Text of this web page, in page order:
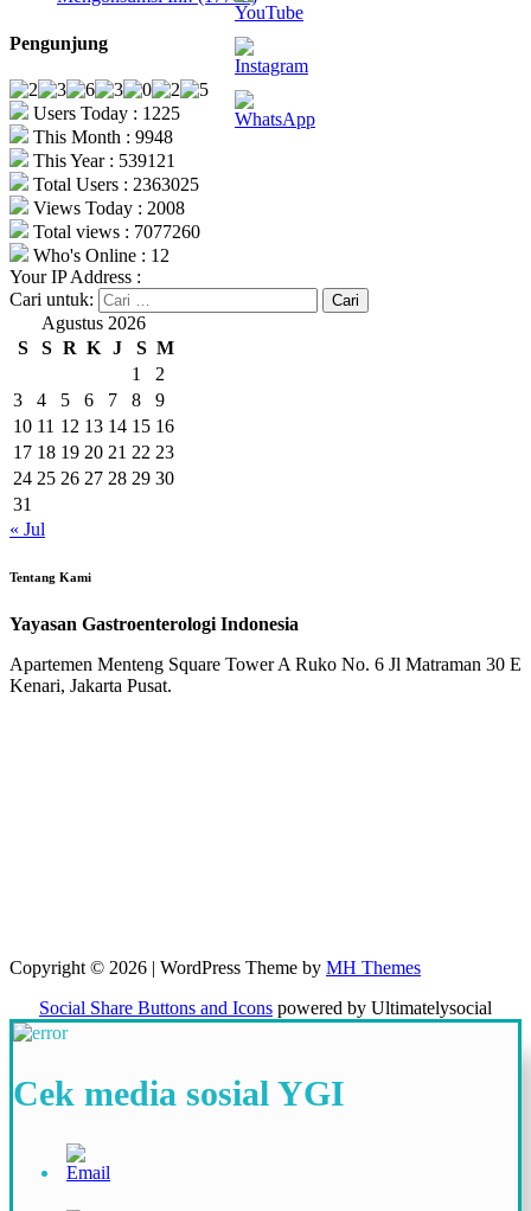
Pengunjung
Users Today : 1225
This Month : 9948
This Year : 539121
Total Users : 2363025
Views Today : 2008
Total views : 7077260
Who's Online : 12
Your IP Address :
Cari untuk:
Agustus 2026
S
S R K J S M
1
2
3
4 5 6 7 8
9
10 11 12 13 14 15 16
17 18 19 20 21 22 23
24 25 26 27 28 29 30
31
« Jul
Tentang Kami
Yayasan Gastroenterologi Indonesia
Apartemen Menteng Square Tower A Ruko No. 6 Jl Matraman 30 E
Kenari, Jakarta Pusat.
Copyright © 2026 | WordPress Theme by MH Themes
Social Share Buttons and Icons powered by Ultimatelysocial
Cek media sosial YGI